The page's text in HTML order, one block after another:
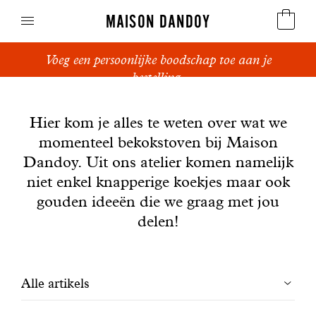
MAISON DANDOY
Speculoos
Suikerbrood en peperkoek
Cakes
Snoepgoed
Voeg een persoonlijke boodschap toe aan je
bestelling.
Hier kom je alles te weten over wat we
momenteel bekokstoven bij Maison
Dandoy. Uit ons atelier komen namelijk
niet enkel knapperige koekjes maar ook
gouden ideeën die we graag met jou
delen!
Filtrer
Alle artikels